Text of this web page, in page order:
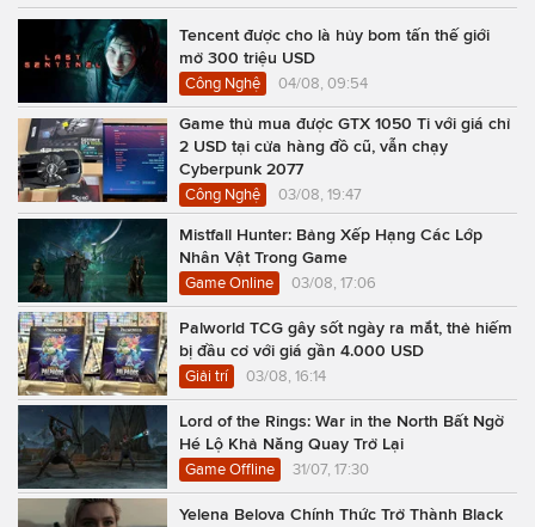
Tencent được cho là hủy bom tấn thế giới
mở 300 triệu USD
Công Nghệ 04/08, 09:54
Game thủ mua được GTX 1050 Ti với giá chỉ
2 USD tại cửa hàng đồ cũ, vẫn chạy
Cyberpunk 2077
Công Nghệ 03/08, 19:47
Mistfall Hunter: Bảng Xếp Hạng Các Lớp
Nhân Vật Trong Game
Game Online 03/08, 17:06
Palworld TCG gây sốt ngày ra mắt, thẻ hiếm
bị đầu cơ với giá gần 4.000 USD
Giải trí 03/08, 16:14
Lord of the Rings: War in the North Bất Ngờ
Hé Lộ Khả Năng Quay Trở Lại
Game Offline 31/07, 17:30
Yelena Belova Chính Thức Trở Thành Black